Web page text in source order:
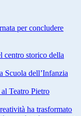
per concludere
centro storico della
Scuola dell’Infanzia
Teatro Pietro
ha trasformato